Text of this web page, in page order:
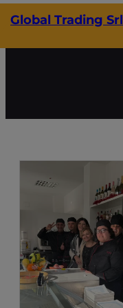
alGlobal Trading Srl